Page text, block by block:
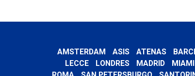
AMSTERDAM ASIS ATENAS
LECCE
LONDRES MADRID MIAMI